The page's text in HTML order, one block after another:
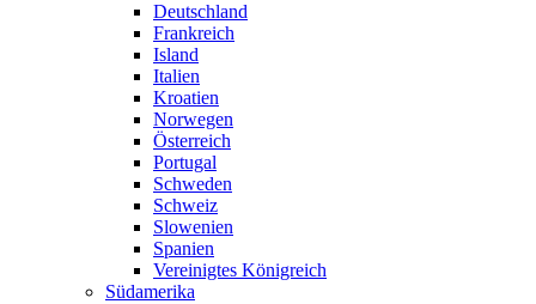
Deutschland
Frankreich
Island
Italien
Kroatien
Norwegen
Österreich
Portugal
Schweden
Schweiz
Slowenien
Spanien
Vereinigtes Königreich
Südamerika